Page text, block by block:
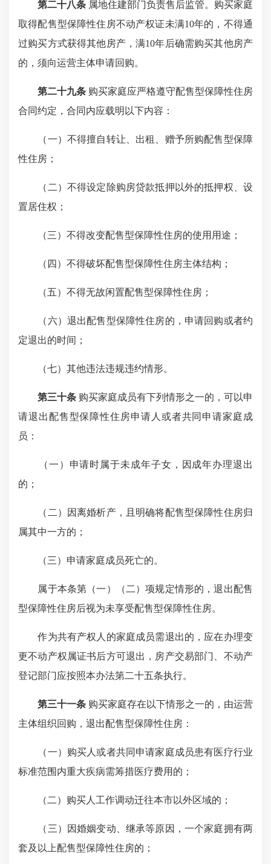
第二十八条 属地住建部门负责售后监管。购买家庭
取得配售型保障性住房不动产权证未满10年的，不得通
过购买方式获得其他房产，满10年后确需购买其他房产
的，须向运营主体申请回购。
第二十九条 购买家庭应严格遵守配售型保障性住房
合同约定，合同内应载明以下内容：
（一）不得擅自转让、出租、赠予所购配售型保障
性住房；
（二）不得设定除购房贷款抵押以外的抵押权、设
置居住权；
（三）不得改变配售型保障性住房的使用用途；
（四）不得破坏配售型保障性住房主体结构；
（五）不得无故闲置配售型保障性住房；
（六）退出配售型保障性住房的，申请回购或者约
定退出的时间；
（七）其他违法违规违约情形。
第三十条 购买家庭成员有下列情形之一的，可以申
请退出配售型保障性住房申请人或者共同申请家庭成
员：
（一）申请时属于未成年子女，因成年办理退出
的；
（二）因离婚析产，且明确将配售型保障性住房归
属其中一方的；
（三）申请家庭成员死亡的。
属于本条第（一）（二）项规定情形的，退出配售
型保障性住房后视为未享受配售型保障性住房。
作为共有产权人的家庭成员需退出的，应在办理变
更不动产权属证书后方可退出，房产交易部门、不动产
登记部门应按照本办法第二十五条执行。
第三十一条 购买家庭存在以下情形之一的，由运营
主体组织回购，退出配售型保障性住房：
（一）购买人或者共同申请家庭成员患有医疗行业
标准范围内重大疾病需筹措医疗费用的；
（二）购买人工作调动迁往本市以外区域的；
（三）因婚姻变动、继承等原因，一个家庭拥有两
套及以上配售型保障性住房的；